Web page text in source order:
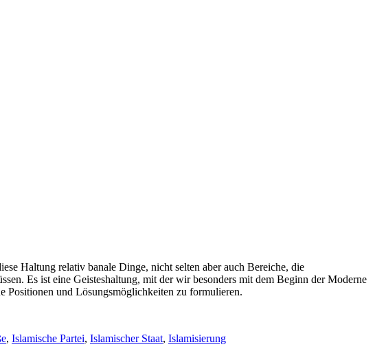
Haltung relativ banale Dinge, nicht selten aber auch Bereiche, die
Es ist eine Geisteshaltung, mit der wir besonders mit dem Beginn der Moderne
Positionen und Lösungsmöglichkeiten zu formulieren.
, Islamische Partei, Islamischer Staat, Islamisierung